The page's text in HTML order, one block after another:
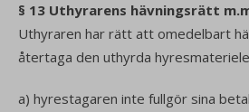
§ 13 Uthyrarens hävningsrätt
Uthyraren har rätt att omedelbart
återtaga den uthyrda
a) hyrestagaren inte fullgör sina